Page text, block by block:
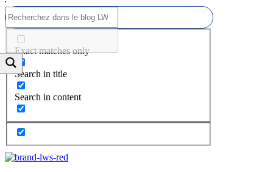
Exact matches only
Search in title
Search in content